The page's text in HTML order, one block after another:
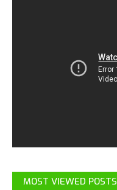
MOST VIEWED POSTS